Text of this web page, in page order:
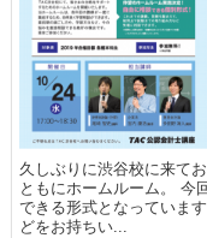
久しぶりに渋谷校に来て
ともにホームルーム。 今
できる形式となっていま
どをお持ちい...